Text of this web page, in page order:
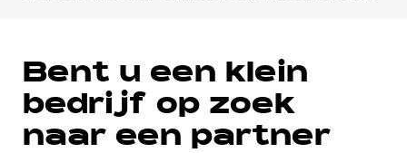
Bent u een klein
bedrijf op zoek
naar een partner